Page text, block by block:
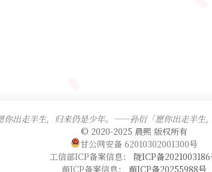
你出走半生，归来仍是少年。——孙衍「愿你出走半生
© 2020-2025 晨熙 版权所有
甘公网安备 62010302001300号
工信部ICP备案信息： 陇ICP备
萌ICP备案信息： 萌ICP备20255988号